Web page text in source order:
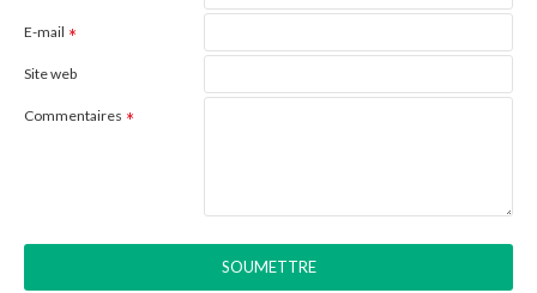
E-mail
Site web
Commentaires
SOUMETTRE